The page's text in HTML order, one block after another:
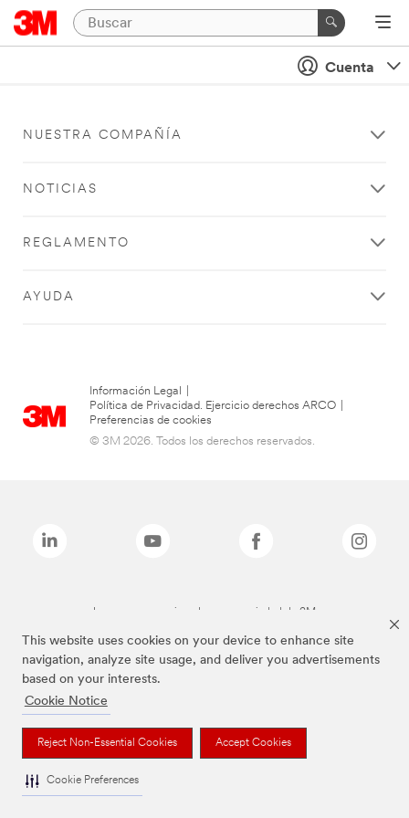
This website uses cookies on your device to enhance site
navigation, analyze site usage, and deliver you advertisements
based on your interests.
Cookie Notice
Reject Non-Essential Cookies Accept Cookies
Cookie Preferences
Cuenta
NUESTRA COMPAÑÍA
NOTICIAS
REGLAMENTO
AYUDA
Información Legal
Política de Privacidad. Ejercicio derechos ARCO
Preferencias de cookies
© 3M 2026. Todos los derechos reservados.
Las marcas mencionadas son propiedad de 3M